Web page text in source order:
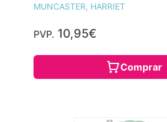
MUNCASTER, HARRIET
PVP. 10,95€
Comprar